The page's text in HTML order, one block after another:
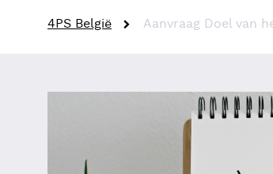
4PS België Aanvraag Doel van